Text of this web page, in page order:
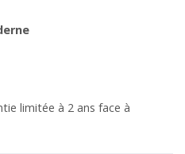
limitée à 2 ans face à